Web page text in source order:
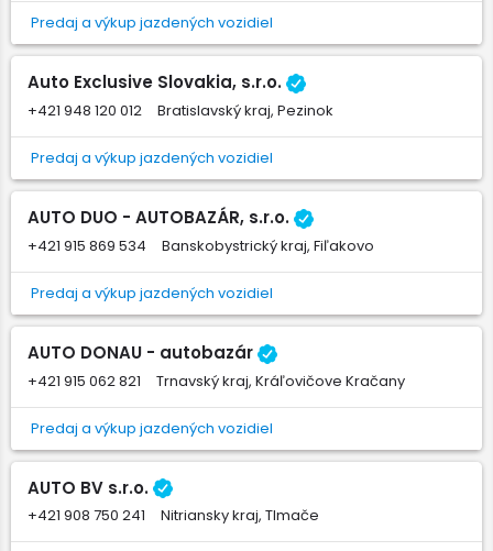
Predaj a výkup jazdených vozidiel
Auto Exclusive Slovakia, s.r.o.
+421 948 120 012 Bratislavský kraj, Pezinok
Predaj a výkup jazdených vozidiel
AUTO DUO - AUTOBAZÁR, s.r.o.
+421 915 869 534 Banskobystrický kraj, Fiľakovo
Predaj a výkup jazdených vozidiel
AUTO DONAU - autobazár
+421 915 062 821 Trnavský kraj, Kráľovičove Kračany
Predaj a výkup jazdených vozidiel
AUTO BV s.r.o.
+421 908 750 241 Nitriansky kraj, Tlmače